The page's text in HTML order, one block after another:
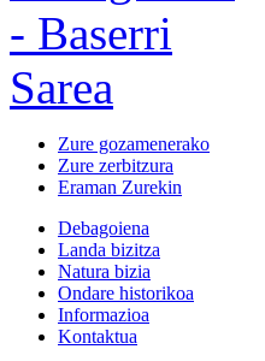
Zure gozamenerako
Zure zerbitzura
Eraman Zurekin
Debagoiena
Landa bizitza
Natura bizia
Ondare historikoa
Informazioa
Kontaktua